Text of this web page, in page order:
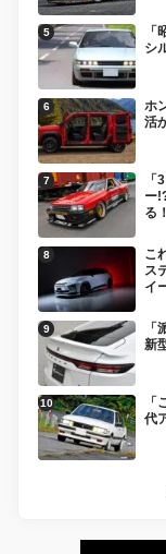
シ
ホ
活
ー
る！
こ
ス
イ
新
代